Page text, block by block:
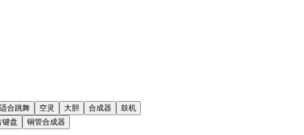
适合跳舞 空灵 大胆 合成器
鼓机
键盘 铜管合成器